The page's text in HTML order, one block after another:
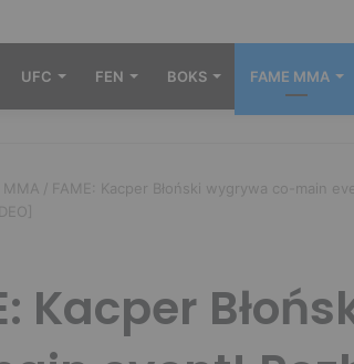
UFC FEN BOKS FAME MMA
MMA /
FAME: Kacper Błoński wygrywa co-main
Kacper